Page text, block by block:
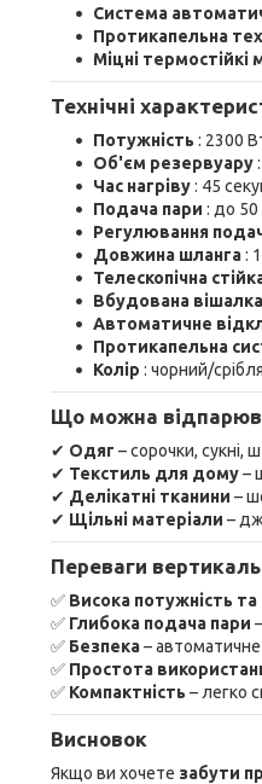
Система
Протикапельна
Міцні термостійкі
Технічні
Потужність : 2300
Об'єм резервуару
Час нагріву: 45
Подача пари : до 50
Регулювання
Довжина шланга:
Телескопічна
Вбудована
Автоматичне
Протикапельна
Колір : чорний/
Що можна
✔ Одяг – сорочки, сукні,
✔ Текстиль для дому–
✔ Делікатні тканини –
✔ Щільні матеріали –
Переваги
✅ Висока потужність
✅ Глибока подача пари
✅ Безпека–
✅ Простота
✅ Компактність – легко
Висновок
Якщо ви хочете забути